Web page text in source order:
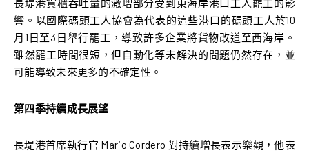
長堤港貨櫃吞吐量的激增部分受到東海岸港口工人罷工的影
響。以國際碼頭工人協會為代表的這些港口的碼頭工人於10
月1日至3日舉行罷工，導致許多企業將貨物改道至西海岸。
雖然罷工時間很短，但自動化等未解決的問題仍然存在，並
可能導致未來更多的不確定性。
第四季持續成長展望
長堤港首席執行官 Mario Cordero 對持續增長表示樂觀，他表